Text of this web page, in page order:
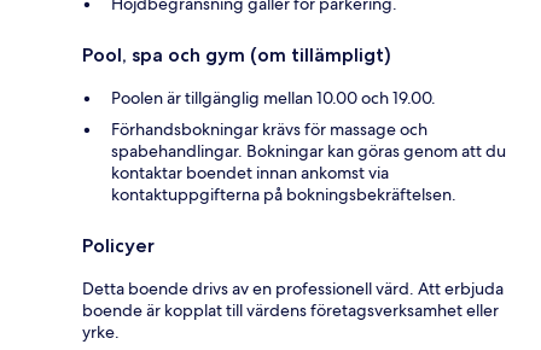
Pool, spa och gym (om tillämpligt)
Poolen är tillgänglig mellan 10.00 och 19.00.
Förhandsbokningar krävs för massage och
spabehandlingar. Bokningar kan göras genom att du
kontaktar boendet innan ankomst via
kontaktuppgifterna på bokningsbekräftelsen.
Policyer
Detta boende drivs av en professionell värd. Att erbjuda
boende är kopplat till värdens företagsverksamhet eller
yrke.